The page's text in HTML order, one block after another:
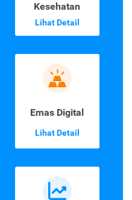
Kesehatan
Lihat Detail
Emas Digital
Lihat Detail